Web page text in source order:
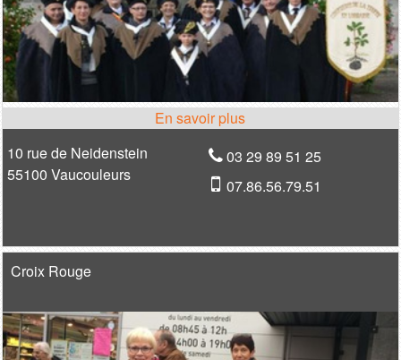
10 rue de Neidenstein
55100 Vaucouleurs
03 29 89 51 25
07.86.56.79.51
Croix Rouge